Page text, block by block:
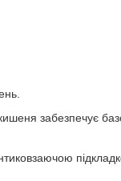
забезпечує